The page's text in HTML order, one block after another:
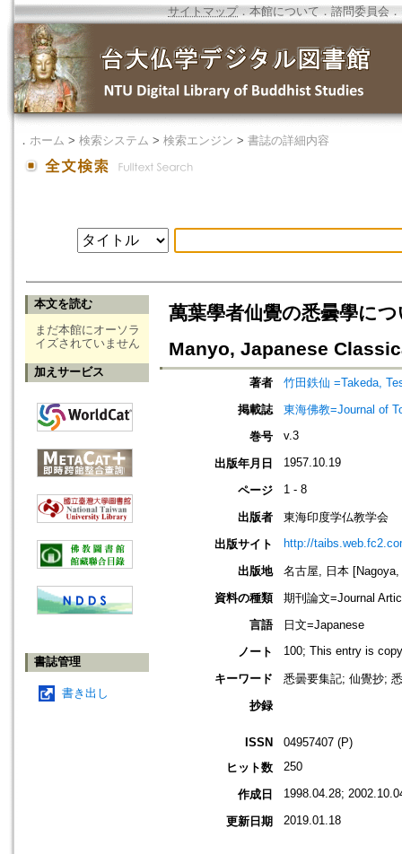
サイトマップ．本館について ． 諮問委員会 ．
． ホーム > 検索システム > 検索エンジン > 書誌の詳細内容
本文を読む
まだ本館にオーソラ
イズされていません
加えサービス
書誌管理
書き出し
萬葉學者仙覺の悉曇學に
Manyo, Japanese
著者
竹田鉄仙 =Takeda,
掲載誌
東海佛教=Journal of
巻号
v.3
出版年月日 1957.10.19
ページ 1 - 8
出版者
東海印度学仏教学会
出版サイト
http://
出版地
名古屋, 日本
資料の種類
期刊論文=Journal
言語
日文=Japanese
ノート
100; This entry is
キーワード
悉曇要集記; 仙覺抄;
抄録
ISSN
04957407 (P)
ヒット数
250
作成日 1998.04.28;
更新日期 2019.01.18